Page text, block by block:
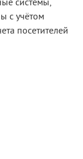
с учётом
посетителей